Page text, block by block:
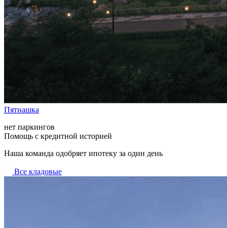
Пятнашка
нет паркингов
Помощь с кредитной историей
Наша команда одобряет ипотеку за один день
Все кладовые